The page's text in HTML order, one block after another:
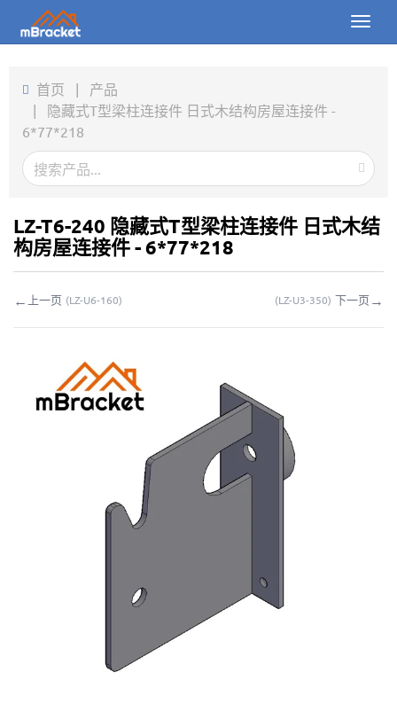
Toggle
产品
新闻
关于我们
下载
在线询价
我的询价
首页 | 产品
| 隐藏式T型梁柱连接件 日式木结构房屋连接件 -
6*77*218
LZ-T6-240 隐藏式T型梁柱连接件 日式木结
构房屋连接件 - 6*77*218
← 上一页 (LZ-U6-160) (LZ-U3-350) 下一页 →